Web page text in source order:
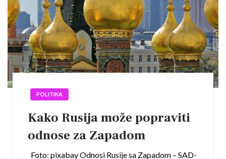
POLITIKA
Kako Rusija može popraviti
odnose za Zapadom
Foto: pixabay Odnosi Rusije sa Zapadom – SAD-